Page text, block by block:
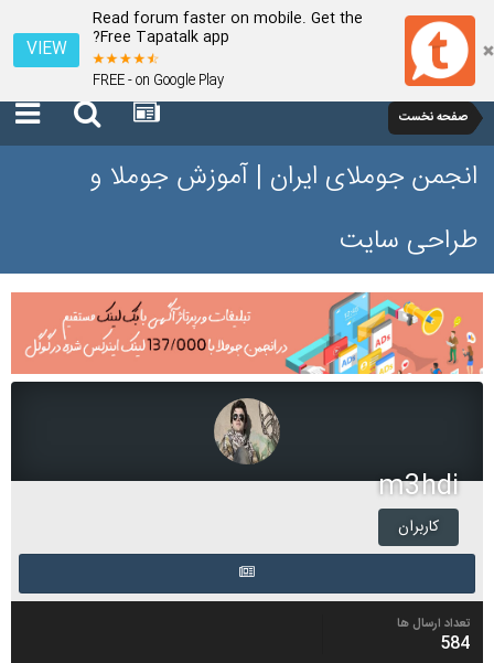
Read forum faster on mobile. Get the
Free Tapatalk app?
FREE - on Google Play
VIEW
صفحه نخست
انجمن جوملای ایران | آموزش جوملا و
طراحی سایت
m3hdi
کاربران
تعداد ارسال ها
584